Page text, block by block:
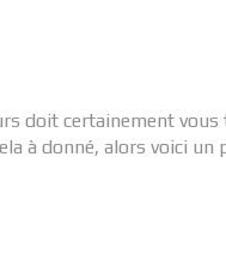
doit certainement
à donné, alors voici un